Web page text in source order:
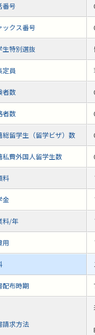
番号
ックス番号
生特別選抜
定員
者数
者数
総留学生（留学ビザ）数
私費外国人留学生数
料
金
料/年
用
配布時期
請求方法